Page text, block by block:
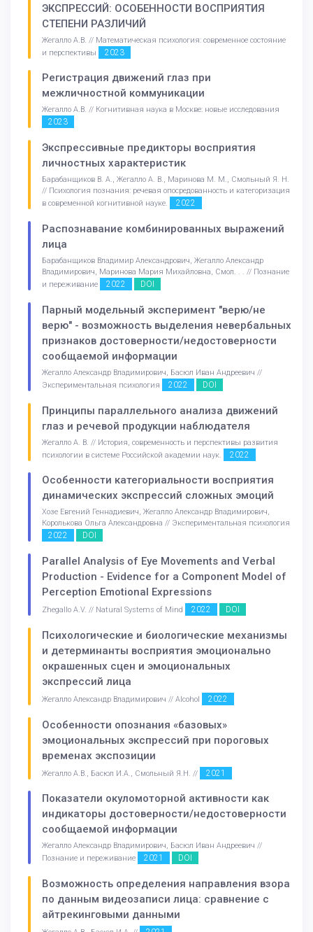
ЭКСПРЕССИЙ: ОСОБЕННОСТИ ВОСПРИЯТИЯ
СТЕПЕНИ РАЗЛИЧИЙ
Жегалло А.В. // Математическая психология: современное состояние
и перспективы
2023
Регистрация движений глаз при
межличностной коммуникации
Жегалло А.В. // Когнитивная наука в Москве: новые исследования
2023
Экспрессивные предикторы восприятия
личностных характеристик
Барабанщиков В. А., Жегалло А. В., Маринова М. M., Смольный Я. Н.
// Психология познания: речевая опосредованность и категоризация
в современной когнитивной науке.
2022
Распознавание комбинированных выражений
лица
Барабанщиков Владимир Александрович, Жегалло Александр
Владимирович, Маринова Мария Михайловна, Смол. . . // Познание
и переживание
2022 DOI
Парный модельный эксперимент "верю/не
верю" - возможность выделения невербальных
признаков достоверности/недостоверности
сообщаемой информации
Жегалло Александр Владимирович, Басюл Иван Андреевич //
Экспериментальная психология
2022 DOI
Принципы параллельного анализа движений
глаз и речевой продукции наблюдателя
Жегалло А. В. // История, современность и перспективы развития
психологии в системе Российской академии наук.
2022
Особенности категориальности восприятия
динамических экспрессий сложных эмоций
Хозе Евгений Геннадиевич, Жегалло Александр Владимирович,
Королькова Ольга Александровна // Экспериментальная психология
2022 DOI
Parallel Analysis of Eye Movements and Verbal
Production - Evidence for a Component Model of
Perception Emotional Expressions
Zhegallo A.V. // Natural Systems of Mind 2022 DOI
Психологические и биологические механизмы
и детерминанты восприятия эмоционально
окрашенных сцен и эмоциональных
экспрессий лица
Жегалло Александр Владимирович // Alcohol 2022
Особенности опознания «базовых»
эмоциональных экспрессий при пороговых
временах экспозиции
Жегалло А.В., Басюл И.А., Смольный Я.Н. // 2021
Показатели окуломоторной активности как
индикаторы достоверности/недостоверности
сообщаемой информации
Жегалло Александр Владимирович, Басюл Иван Андреевич //
Познание и переживание
2021 DOI
Возможность определения направления взора
по данным видеозаписи лица: сравнение с
айтрекинговыми данными